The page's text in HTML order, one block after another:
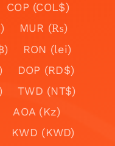
COP (COL$)
MUR (₨)
)
RON (lei)
DOP (RD$)
TWD (NT$)
AOA (Kz)
KWD (KWD)